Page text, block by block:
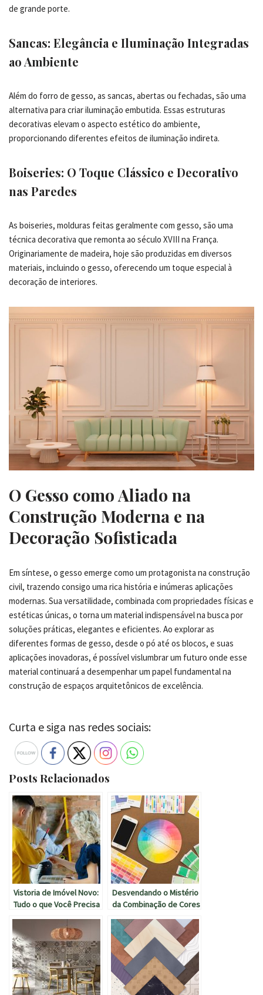
de grande porte.
Sancas: Elegância e Iluminação Integradas
ao Ambiente
Além do forro de gesso, as sancas, abertas ou fechadas, são uma
alternativa para criar iluminação embutida. Essas estruturas
decorativas elevam o aspecto estético do ambiente,
proporcionando diferentes efeitos de iluminação indireta.
Boiseries: O Toque Clássico e Decorativo
nas Paredes
As boiseries, molduras feitas geralmente com gesso, são uma
técnica decorativa que remonta ao século XVIII na França.
Originariamente de madeira, hoje são produzidas em diversos
materiais, incluindo o gesso, oferecendo um toque especial à
decoração de interiores.
O Gesso como Aliado na
Construção Moderna e na
Decoração Sofisticada
Em síntese, o gesso emerge como um protagonista na construção
civil, trazendo consigo uma rica história e inúmeras aplicações
modernas. Sua versatilidade, combinada com propriedades físicas e
estéticas únicas, o torna um material indispensável na busca por
soluções práticas, elegantes e eficientes. Ao explorar as
diferentes formas de gesso, desde o pó até os blocos, e suas
aplicações inovadoras, é possível vislumbrar um futuro onde esse
material continuará a desempenhar um papel fundamental na
construção de espaços arquitetônicos de excelência.
Curta e siga nas redes sociais:
Posts Relacionados
Vistoria de Imóvel Novo:
Tudo o que Você Precisa
Chaves
Desvendando o Mistério
da Combinação de Cores